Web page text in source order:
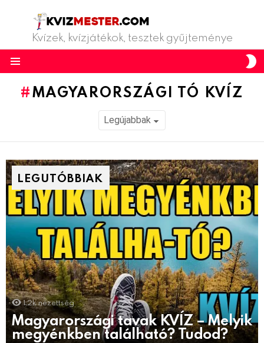
Kvízek, kvízjátékok, tesztek gyűjteménye
MAGYARORSZÁGI TÓ KVÍZ
LEGUTÓBBIAK
1.2k nézettség
Magyarországi tavak KVÍZ – Melyik
megyénkben található? Tudod?